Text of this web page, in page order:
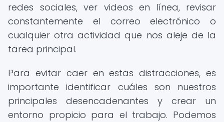
redes sociales, ver videos en línea, revisar
constantemente el correo electrónico o
cualquier otra actividad que nos aleje de la
tarea principal.
Para evitar caer en estas distracciones, es
importante identificar cuáles son nuestros
principales desencadenantes y crear un
entorno propicio para el trabajo. Podemos